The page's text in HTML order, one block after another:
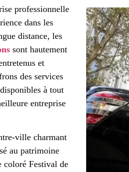
professionnelle
dans les
distance, les
sont hautement
et
des services
à tout
entreprise
ville charmant
au patrimoine
coloré Festival de